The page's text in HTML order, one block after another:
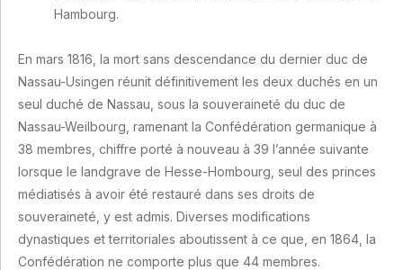
Hambourg.
En mars 1816, la mort sans descendance du dernier duc de
Nassau-Usingen réunit définitivement les deux duchés en un
seul duché de Nassau, sous la souveraineté du duc de
Nassau-Weilbourg, ramenant la Confédération germanique à
38 membres, chiffre porté à nouveau à 39 l’année suivante
lorsque le landgrave de Hesse-Hombourg, seul des princes
médiatisés à avoir été restauré dans ses droits de
souveraineté, y est admis. Diverses modifications
dynastiques et territoriales aboutissent à ce que, en 1864, la
Confédération ne comporte plus que 44 membres.